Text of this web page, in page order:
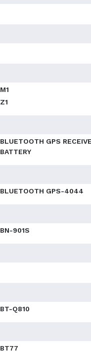
M1
Z1
BLUETOOTH GPS
BATTERY
BLUETOOTH GPS-4044
BN-901S
BT-Q810
BT77